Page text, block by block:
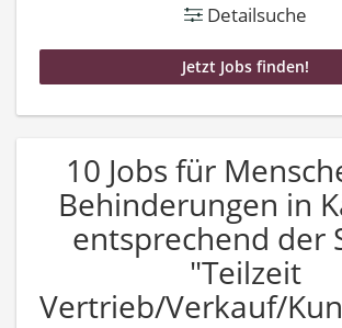
Detailsuche
10 Jobs für
Behinderungen in
entsprechend der
"Teilzeit
Vertrieb/Verkauf/